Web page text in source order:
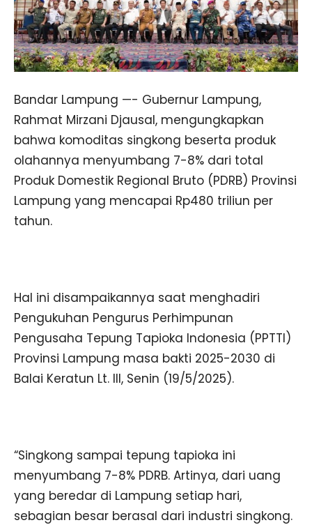
Bandar Lampung —- Gubernur Lampung,
Rahmat Mirzani Djausal, mengungkapkan
bahwa komoditas singkong beserta produk
olahannya menyumbang 7-8% dari total
Produk Domestik Regional Bruto (PDRB) Provinsi
Lampung yang mencapai Rp480 triliun per
tahun.
Hal ini disampaikannya saat menghadiri
Pengukuhan Pengurus Perhimpunan
Pengusaha Tepung Tapioka Indonesia (PPTTI)
Provinsi Lampung masa bakti 2025-2030 di
Balai Keratun Lt. III, Senin (19/5/2025).
“Singkong sampai tepung tapioka ini
menyumbang 7-8% PDRB. Artinya, dari uang
yang beredar di Lampung setiap hari,
sebagian besar berasal dari industri singkong.